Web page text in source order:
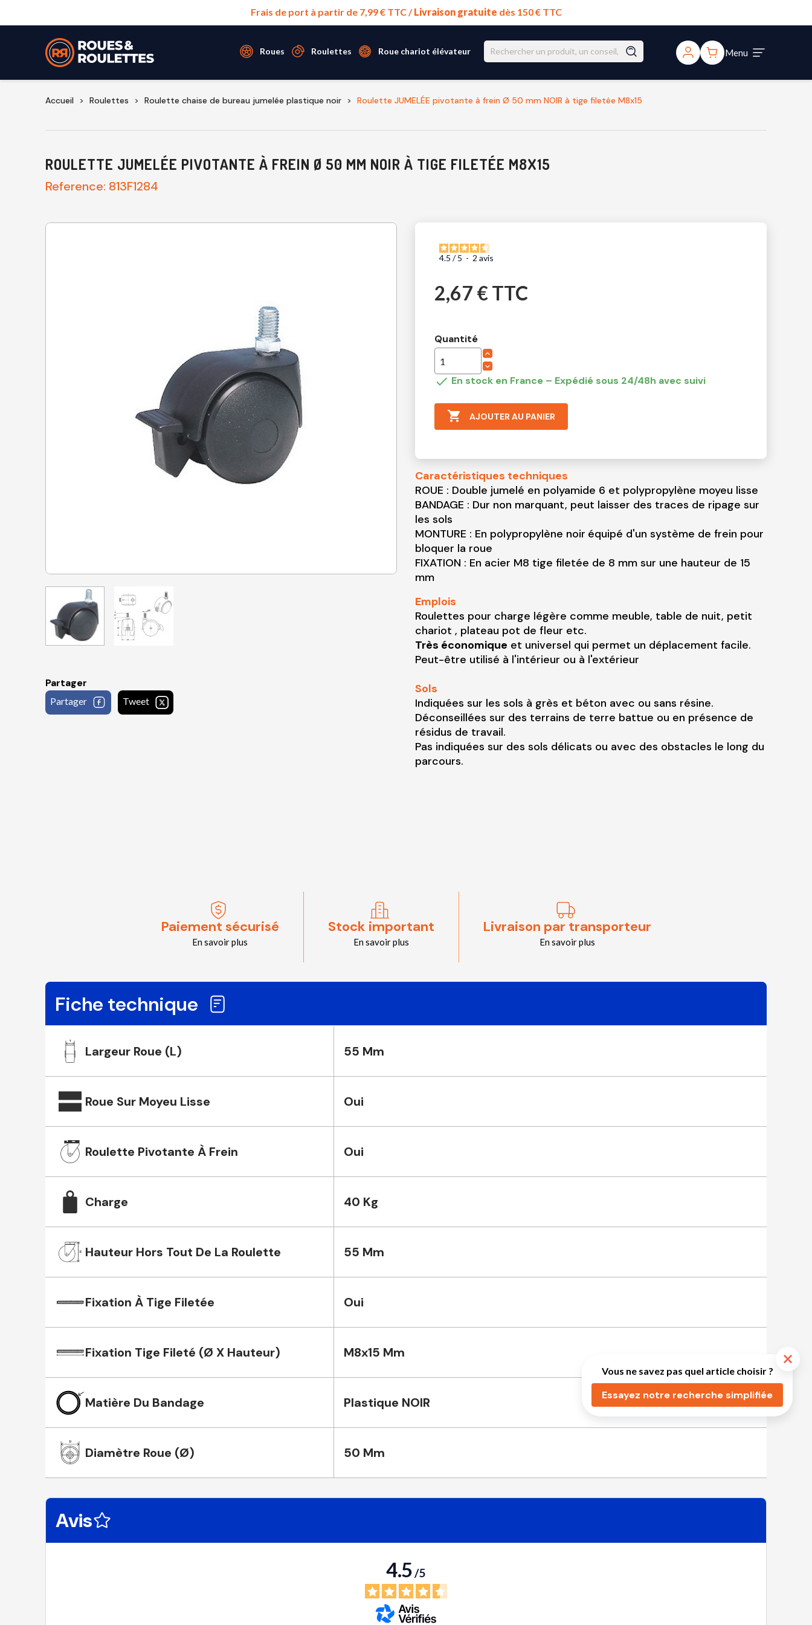
Vous ne savez pas quel article choisir ?
Essayez notre recherche simplifiée
Frais de port à partir de 7,99 € TTC /Livraison gratuite dès 150 € TTC
Roues Roulettes Roue chariot élévateur Menu
Accueil Roulettes Roulette chaise de bureau jumelée plastique noir Roulette JUMELÉE pivotante à frein Ø 50 mm NOIR à tige filetée M8x15
ROULETTE JUMELÉE PIVOTANTE À FREIN Ø 50 MM NOIR À TIGE FILETÉE M8X15
Reference: 813F1284
Partager
Partager Tweet
4.5 / 5 - 2 avis
2,67 € TTC
Quantité
 En stock en France – Expédié sous 24/48h avec suivi
 AJOUTER AU PANIER
Caractéristiques techniques
ROUE : Double jumelé en polyamide 6 et polypropylène moyeu lisse
BANDAGE : Dur non marquant, peut laisser des traces de ripage sur
les sols
MONTURE : En polypropylène noir équipé d'un système de frein pour
bloquer la roue
FIXATION : En acier M8 tige filetée de 8 mm sur une hauteur de 15
mm
Emplois
Roulettes pour charge légère comme meuble, table de nuit, petit
chariot , plateau pot de fleur etc.
Très économique et universel qui permet un déplacement facile.
Peut-être utilisé à l'intérieur ou à l'extérieur
Sols
Indiquées sur les sols à grès et béton avec ou sans résine.
Déconseillées sur des terrains de terre battue ou en présence de
résidus de travail.
Pas indiquées sur des sols délicats ou avec des obstacles le long du
parcours.
Paiement sécurisé
En savoir plus
Stock important
En savoir plus
Livraison par transporteur
En savoir plus
Fiche technique
Largeur Roue (L) 55 Mm
Roue Sur Moyeu Lisse Oui
Roulette Pivotante À Frein Oui
Charge 40 Kg
Hauteur Hors Tout De La Roulette 55 Mm
Fixation À Tige Filetée Oui
Fixation Tige Fileté (Ø X Hauteur) M8x15 Mm
Matière Du Bandage Plastique NOIR
Diamètre Roue (Ø) 50 Mm
Avis
4.5/5